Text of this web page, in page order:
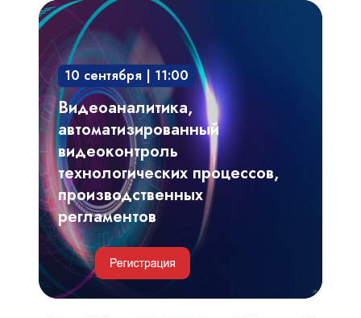
Видеоаналитика,
автоматизированный
видеоконтроль
технологических
процессов,
производственных
регламентов
10 сентября | 11:00
Видеоаналитика,
автоматизированный
видеоконтроль
технологических процессов,
производственных
регламентов